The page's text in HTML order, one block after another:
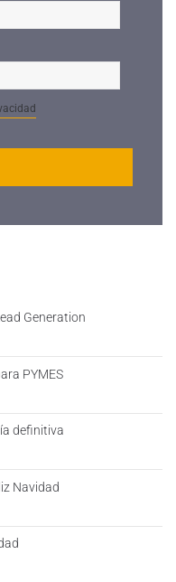
Generation
PYMES
definitiva
Navidad